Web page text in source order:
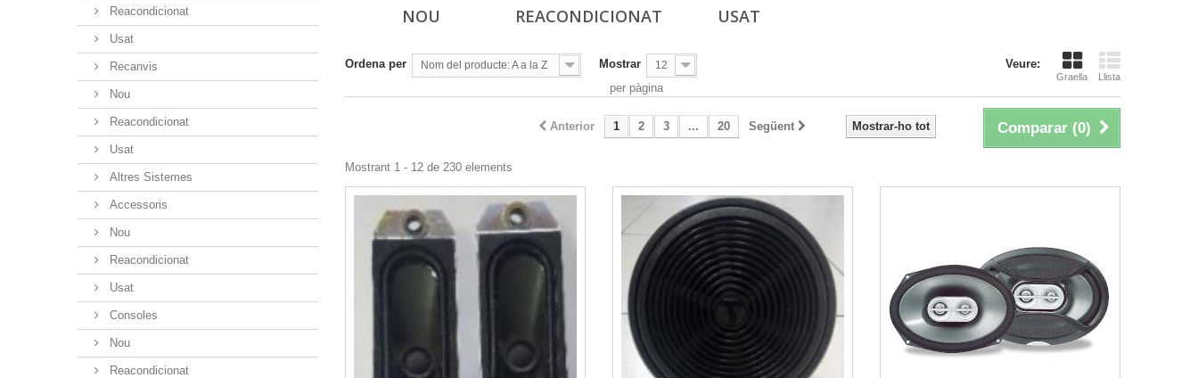
Reacondicionat
Usat
Recanvis
Nou
Reacondicionat
Usat
Altres Sistemes
Accessoris
Nou
Reacondicionat
Usat
Consoles
Nou
Reacondicionat
NOU REACONDICIONAT USAT
Veure:
Graella Llista
Ordena per Nom del producte: A a la Z Mostrar 12
per pàgina
Comparar (0)
Mostrar-ho tot
Anterior 1 2 3 ... 20 Següent
Mostrant 1 - 12 de 230 elements